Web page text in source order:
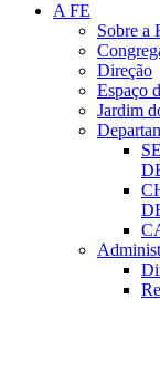
A FE
Sobre a
Direção
Espaço
Jardim